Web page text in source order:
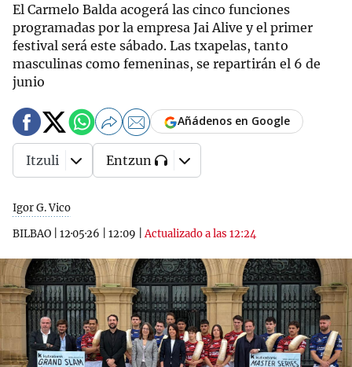
El Carmelo Balda acogerá las cinco funciones
programadas por la empresa Jai Alive y el primer
festival será este sábado. Las txapelas, tanto
masculinas como femeninas, se repartirán el 6 de
junio
Igor G. Vico
BILBAO
12·05·26 12:09 |Actualizado a las 12:24
Añádenos en Google
Itzuli Entzun